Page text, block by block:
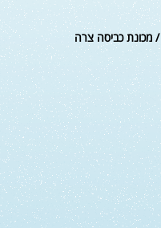
/ מכונת כביסה צרה